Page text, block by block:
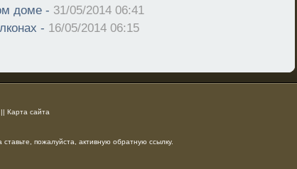
доме - 31/05/2014 06:41
- 16/05/2014 06:15
|| Карта сайта
пожалуйста, активную обратную ссылку.